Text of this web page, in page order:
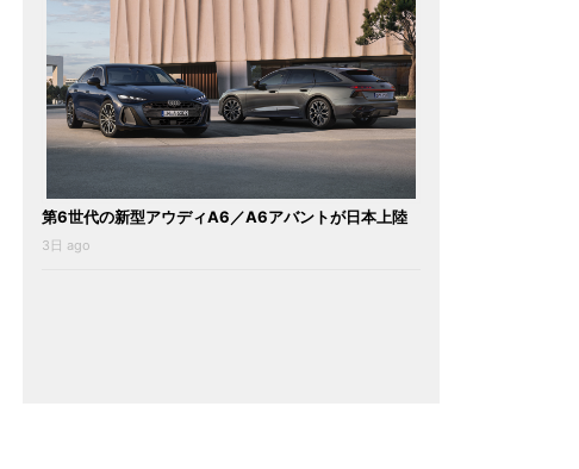
第6世代の新型アウディA6／A6アバントが日本上陸
3日 ago